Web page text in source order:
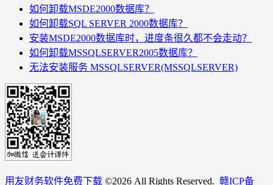
如何卸载MSDE2000数据库？
如何卸载SQL SERVER 2000数据库？
安装MSDE2000数据库时，进度条很久都不会走动？
如何卸载MSSQLSERVER2005数据库？
无法安装服务 MSSQLSERVER(MSSQLSERVER)
用友财务软件免费下载 ©2026 All Rights Reserved. 赣ICP备